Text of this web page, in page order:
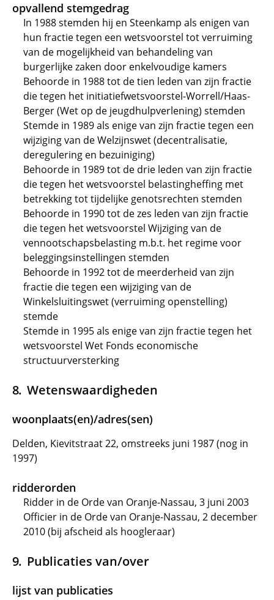
opvallend stemgedrag
In 1988 stemden hij en Steenkamp als enigen van
hun fractie tegen een wetsvoorstel tot verruiming
van de mogelijkheid van behandeling van
burgerlijke zaken door enkelvoudige kamers
Behoorde in 1988 tot de tien leden van zijn fractie
die tegen het initiatiefwetsvoorstel-Worrell/Haas-
Berger (Wet op de jeugdhulpverlening) stemden
Stemde in 1989 als enige van zijn fractie tegen een
wijziging van de Welzijnswet (decentralisatie,
deregulering en bezuiniging)
Behoorde in 1989 tot de drie leden van zijn fractie
die tegen het wetsvoorstel belastingheffing met
betrekking tot tijdelijke genotsrechten stemden
Behoorde in 1990 tot de zes leden van zijn fractie
die tegen het wetsvoorstel Wijziging van de
vennootschapsbelasting m.b.t. het regime voor
beleggingsinstellingen stemden
Behoorde in 1992 tot de meerderheid van zijn
fractie die tegen een wijziging van de
Winkelsluitingswet (verruiming openstelling)
stemde
Stemde in 1995 als enige van zijn fractie tegen het
wetsvoorstel Wet Fonds economische
structuurversterking
Wetenswaardigheden
woonplaats(en)/adres(sen)
Delden, Kievitstraat 22, omstreeks juni 1987 (nog in
1997)
ridderorden
Ridder in de Orde van Oranje-Nassau, 3 juni 2003
Officier in de Orde van Oranje-Nassau, 2 december
2010 (bij afscheid als hoogleraar)
Publicaties van/over
lijst van publicaties